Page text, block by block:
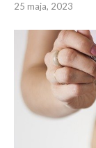
25 maja, 2023